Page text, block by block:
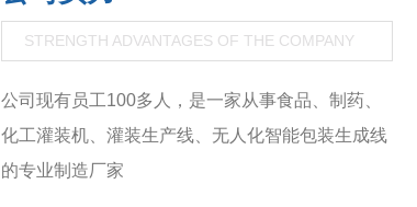
STRENGTH ADVANTAGES OF THE COMPANY
公司现有员工100多人，是一家从事食品、制药、
化工灌装机、灌装生产线、无人化智能包装生成线
的专业制造厂家